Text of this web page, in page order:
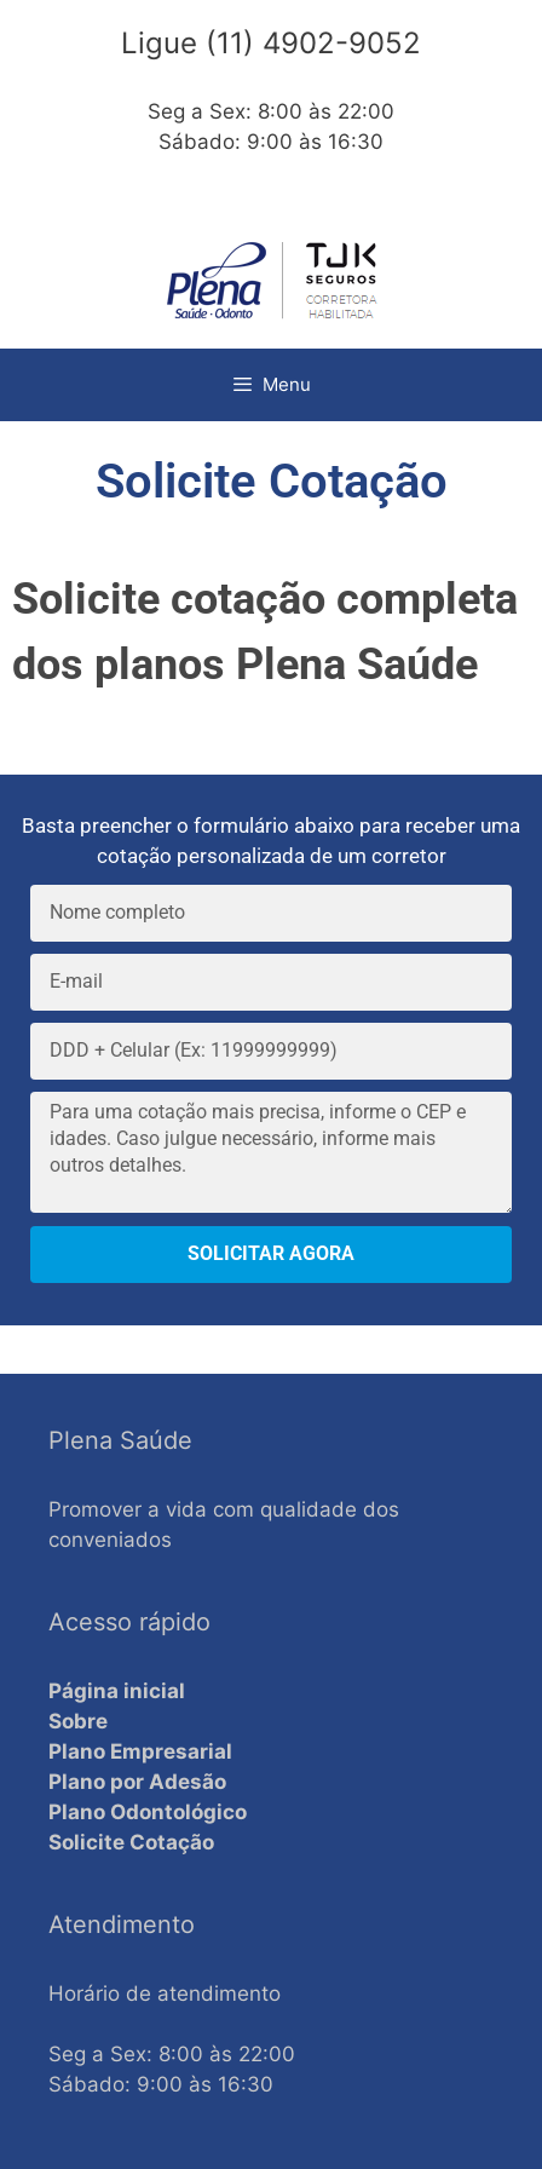
Ligue (11) 4902-9052
Seg a Sex: 8:00 às 22:00
Sábado: 9:00 às 16:30
Menu
Solicite Cotação
Solicite cotação completa
dos planos Plena Saúde
Basta preencher o formulário abaixo para receber uma
cotação personalizada de um corretor
SOLICITAR AGORA
Plena Saúde
Promover a vida com qualidade dos
conveniados
Acesso rápido
Página inicial
Sobre
Plano Empresarial
Plano por Adesão
Plano Odontológico
Solicite Cotação
Atendimento
Horário de atendimento
Seg a Sex: 8:00 às 22:00
Sábado: 9:00 às 16:30